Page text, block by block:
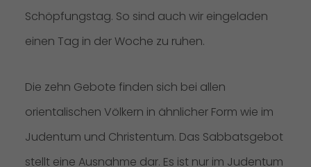
Schöpfungstag. So sind auch wir eingeladen
einen Tag in der Woche zu ruhen.
Die zehn Gebote finden sich bei allen
orientalischen Völkern in ähnlicher Form wie im
Judentum und Christentum. Das Sabbatsgebot
stellt eine Ausnahme dar. Es ist nur im Judentum